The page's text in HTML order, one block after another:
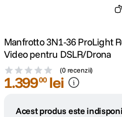
Manfrotto 3N1-36 ProLight
Video pentru DSLR/Drona
(0 recenzii)
1.39900 lei
Acest produs este